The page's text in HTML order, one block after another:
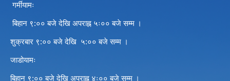
गर्मीयामः
बिहान ९:०० बजे देखि अपराह्न ५ः०० बजे सम्म ।
शुक्रबार ९:०० बजे देखि ५:०० बजे सम्म ।
जाडोयामः
बिहान ९:०० बजे देखि अपराह्न ४ः०० बजे सम्म ।